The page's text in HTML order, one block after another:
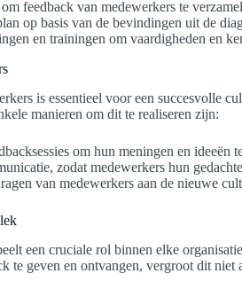
feedback van medewerkers te
op basis van de bevindingen uit de
en trainingen om vaardigheden en
is essentieel voor een succesvolle
manieren om dit te realiseren zijn:
om hun meningen en ideeën
zodat medewerkers hun
van medewerkers aan de nieuwe
een cruciale rol binnen elke
te geven en ontvangen, vergroot dit